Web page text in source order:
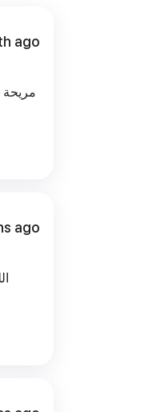
ago
مريحة
ago